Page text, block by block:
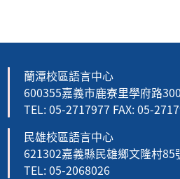
蘭潭校區語言中心
600355嘉義市鹿寮里學府路
TEL: 05-2717977 FAX: 05-
民雄校區語言中心
621302嘉義縣民雄鄉文隆村85
TEL: 05-2068026